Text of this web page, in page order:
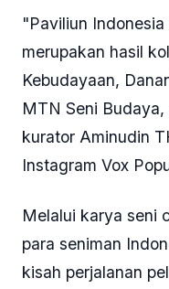
"Paviliun
merupakan hasil
Kebudayaan,
MTN Seni
kurator Aminudin
Instagram Vox
Melalui karya seni
para seniman
kisah perjalanan